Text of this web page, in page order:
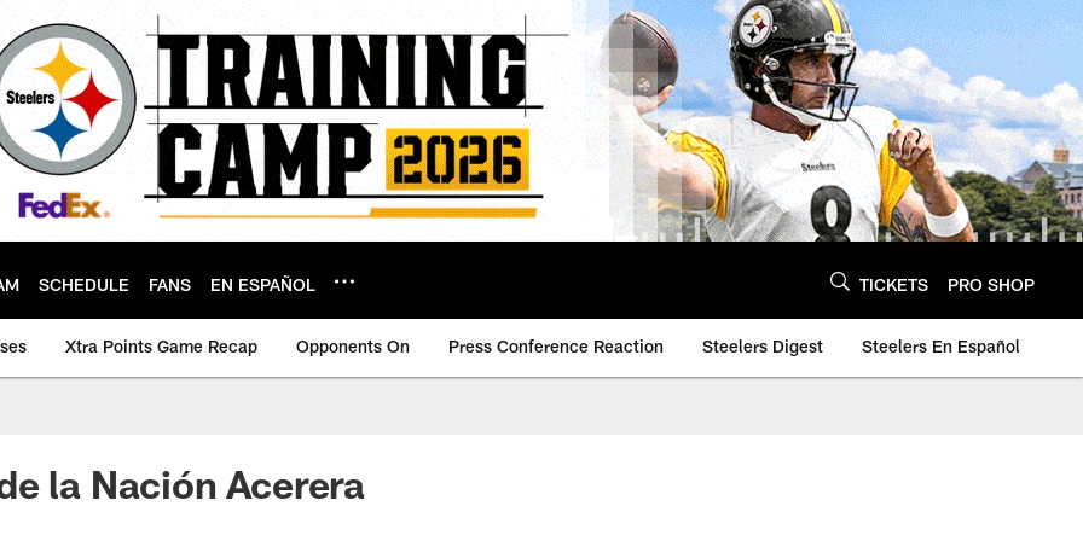
SCHEDULE FANS EN ESPAÑOL TICKETS PRO SHOP
Xtra Points Game Recap Opponents On Press Conference Reaction Steelers Digest Steelers En Español
la Nación Acerera